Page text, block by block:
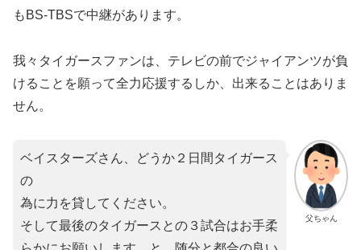
もBS-TBSで中継があります。
我々タイガースファンは、テレビの前でジャイアンツが負
けることを願って全力応援するしか、出来ることはありま
せん。
父ちゃん
ベイスターズさん、どうか２日間タイガース
の
為に力を貸してください。
そして最後のタイガースとの３試合はお手柔